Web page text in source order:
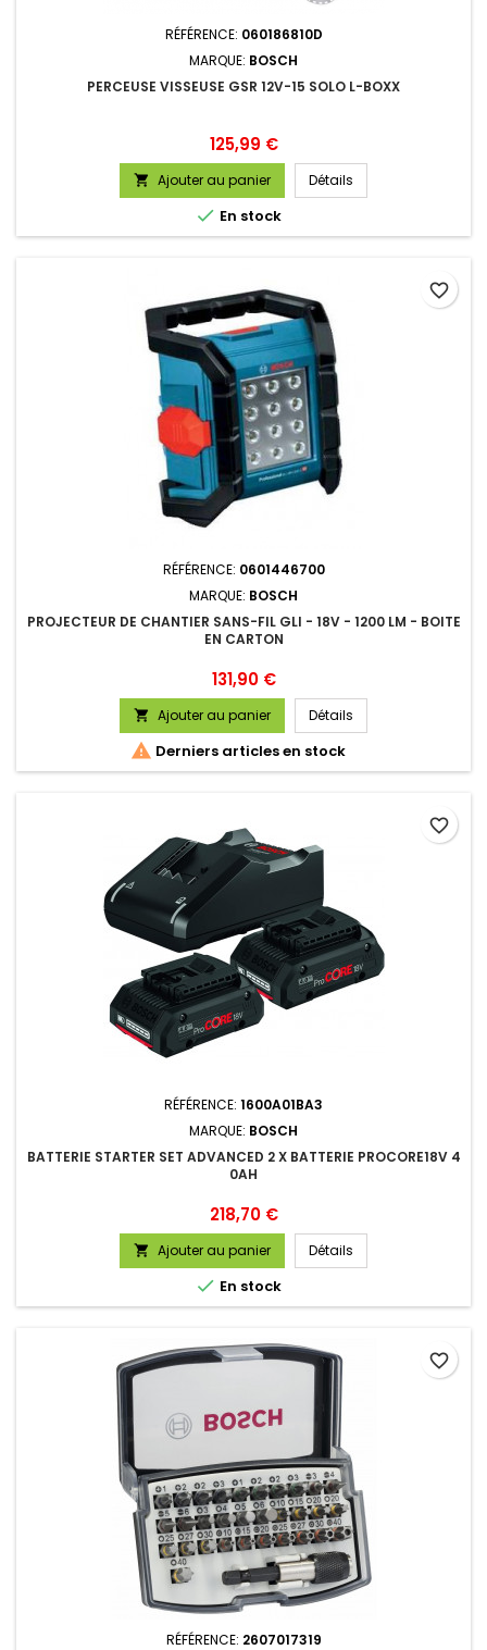
RÉFÉRENCE: 060186810D
MARQUE: BOSCH
PERCEUSE VISSEUSE GSR 12V-15 SOLO L-BOXX
Prix
125,99 €
 Ajouter au panier Détails
 En stock
RÉFÉRENCE: 0601446700
MARQUE: BOSCH
PROJECTEUR DE CHANTIER SANS-FIL GLI - 18V - 1200 LM - BOITE
EN CARTON
Prix
131,90 €
 Ajouter au panier Détails
 Derniers articles en stock
favorite_border
RÉFÉRENCE: 1600A01BA3
MARQUE: BOSCH
BATTERIE STARTER SET ADVANCED 2 X BATTERIE PROCORE18V 4
0AH
Prix
218,70 €
 Ajouter au panier Détails
 En stock
favorite_border
RÉFÉRENCE: 2607017319
favorite_border